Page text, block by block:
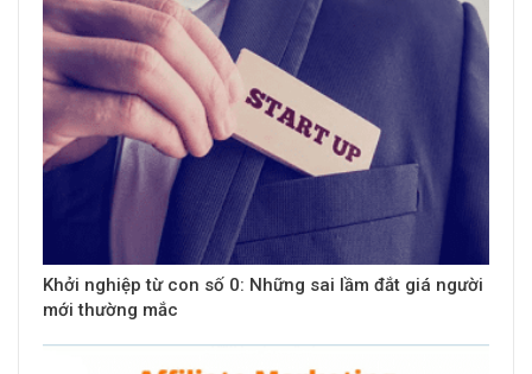
Khởi nghiệp từ con số 0: Những sai lầm đắt giá người
mới thường mắc